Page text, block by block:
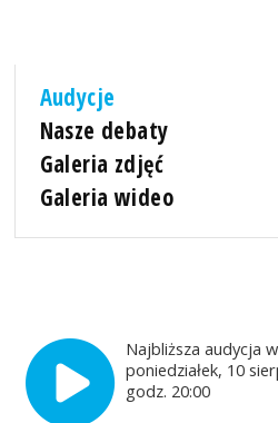
Audycje
Nasze debaty
Galeria zdjęć
Galeria wideo
Najbliższa audycja w
poniedziałek, 10
godz. 20:00